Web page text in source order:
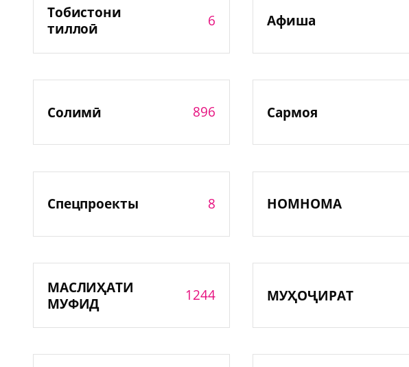
Тобистони
тиллоӣ
6 Афиша
Солимӣ 896 Сармоя
Спецпроекты 8 НОМНОМА
МАСЛИҲАТИ
МУФИД
1244 МУҲОҶИРАТ